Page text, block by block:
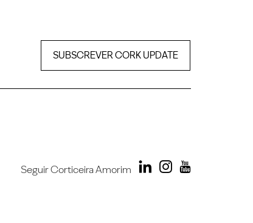
SUBSCREVER CORK UPDATE
Seguir Corticeira Amorim